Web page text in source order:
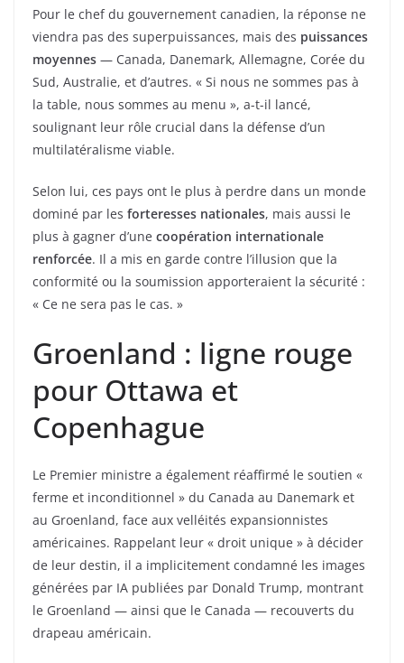
Pour le chef du gouvernement canadien, la réponse ne
viendra pas des superpuissances, mais des puissances
moyennes — Canada, Danemark, Allemagne, Corée du
Sud, Australie, et d’autres. « Si nous ne sommes pas à
la table, nous sommes au menu », a-t-il lancé,
soulignant leur rôle crucial dans la défense d’un
multilatéralisme viable.
Selon lui, ces pays ont le plus à perdre dans un monde
dominé par les forteresses nationales, mais aussi le
plus à gagner d’une coopération internationale
renforcée. Il a mis en garde contre l’illusion que la
conformité ou la soumission apporteraient la sécurité :
« Ce ne sera pas le cas. »
Groenland : ligne rouge
pour Ottawa et
Copenhague
Le Premier ministre a également réaffirmé le soutien «
ferme et inconditionnel » du Canada au Danemark et
au Groenland, face aux velléités expansionnistes
américaines. Rappelant leur « droit unique » à décider
de leur destin, il a implicitement condamné les images
générées par IA publiées par Donald Trump, montrant
le Groenland — ainsi que le Canada — recouverts du
drapeau américain.